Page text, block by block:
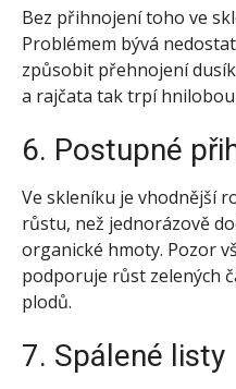
Bez přihnojení toho ve
Problémem bývá
způsobit přehnojení
a rajčata tak trpí
6. Postupné
Ve skleníku je vhodnější
růstu, než jednorázově
organické hmoty. Pozor
podporuje růst zelených
plodů.
7. Spálené listy